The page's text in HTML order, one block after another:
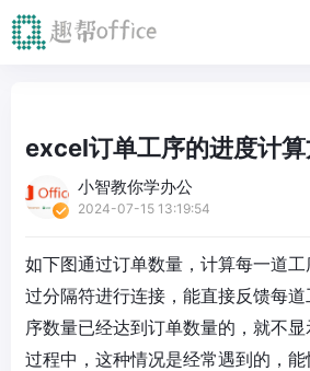
excel订单工序的进度计
小智教你学办公
2024-07-15 13:19:54
如下图通过订单数量，计算每一道
过分隔符进行连接，能直接反馈每
序数量已经达到订单数量的，就不
过程中，这种情况是经常遇到的，能